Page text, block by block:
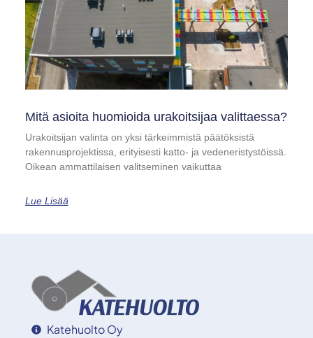
Mitä asioita huomioida urakoitsijaa valittaessa?
Urakoitsijan valinta on yksi tärkeimmistä päätöksistä
rakennusprojektissa, erityisesti katto- ja vedeneristystöissä.
Oikean ammattilaisen valitseminen vaikuttaa
Lue Lisää
Katehuolto Oy